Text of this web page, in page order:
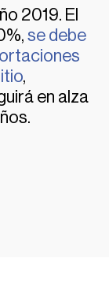
2019. El
se debe
,
en alza